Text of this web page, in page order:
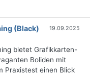
(Black)
19.09.2025
bietet Grafikkarten-
Boliden mit
Praxistest einen Blick